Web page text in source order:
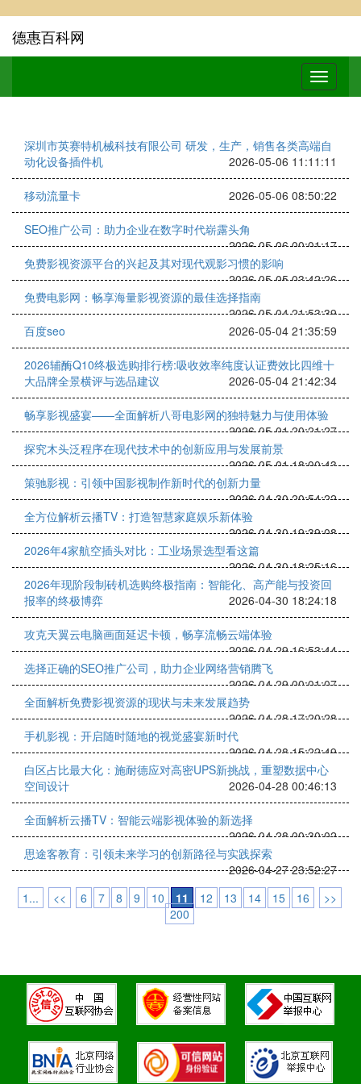
德惠百科网
深圳市英赛特机械科技有限公司 研发，生产，销售各类高端自
动化设备插件机
2026-05-06 11:11:11
移动流量卡 2026-05-06 08:50:22
SEO推广公司：助力企业在数字时代崭露头角
2026-05-06 00:01:17
免费影视资源平台的兴起及其对现代观影习惯的影响
2026-05-05 03:42:26
免费电影网：畅享海量影视资源的最佳选择指南
2026-05-04 21:53:39
百度seo
2026-05-04 21:35:59
2026辅酶Q10终极选购排行榜:吸收效率纯度认证费效比四维十
大品牌全景横评与选品建议
2026-05-04 21:42:34
畅享影视盛宴——全面解析八哥电影网的独特魅力与使用体验
2026-05-01 20:21:27
探究木头泛程序在现代技术中的创新应用与发展前景
2026-05-01 18:00:43
策驰影视：引领中国影视制作新时代的创新力量
2026-04-30 20:54:22
全方位解析云播TV：打造智慧家庭娱乐新体验
2026-04-30 19:39:08
2026年4家航空插头对比：工业场景选型看这篇
2026-04-30 18:25:16
2026年现阶段制砖机选购终极指南：智能化、高产能与投资回
报率的终极博弈
2026-04-30 18:24:18
攻克天翼云电脑画面延迟卡顿，畅享流畅云端体验
2026-04-29 16:53:44
选择正确的SEO推广公司，助力企业网络营销腾飞
2026-04-29 00:01:07
全面解析免费影视资源的现状与未来发展趋势
2026-04-28 17:20:28
手机影视：开启随时随地的视觉盛宴新时代
2026-04-28 15:22:49
白区占比最大化：施耐德应对高密UPS新挑战，重塑数据中心
空间设计
2026-04-28 00:46:13
全面解析云播TV：智能云端影视体验的新选择
2026-04-28 00:30:02
思途客教育：引领未来学习的创新路径与实践探索
2026-04-27 23:52:27
1...
<< 6 7 8 9 10 11 12 13 14 15 16
>>
200